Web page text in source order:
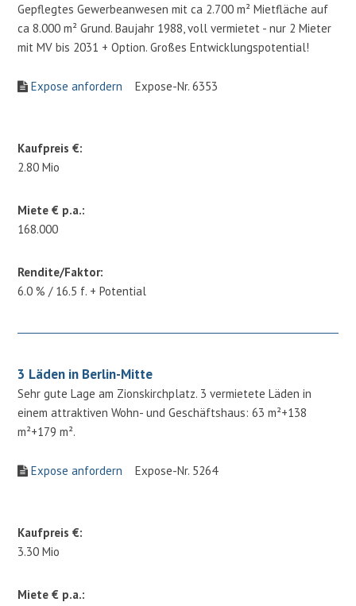
Gepflegtes Gewerbeanwesen mit ca 2.700 m² Mietfläche auf
ca 8.000 m² Grund. Baujahr 1988, voll vermietet - nur 2 Mieter
mit MV bis 2031 + Option. Großes Entwicklungspotential!
Expose anfordern Expose-Nr. 6353
Kaufpreis €:
2.80 Mio
Miete € p.a.:
168.000
Rendite/Faktor:
6.0 % / 16.5 f. + Potential
3 Läden in Berlin-Mitte
Sehr gute Lage am Zionskirchplatz. 3 vermietete Läden in
einem attraktiven Wohn- und Geschäftshaus: 63 m²+138
m²+179 m².
Expose anfordern Expose-Nr. 5264
Kaufpreis €:
3.30 Mio
Miete € p.a.: